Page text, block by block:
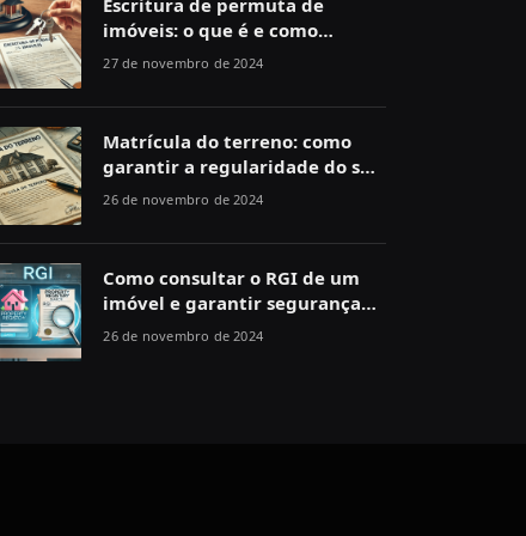
Escritura de permuta de
imóveis: o que é e como
funciona
27 de novembro de 2024
Matrícula do terreno: como
garantir a regularidade do seu
imóvel
26 de novembro de 2024
Como consultar o RGI de um
imóvel e garantir segurança
jurídica
26 de novembro de 2024